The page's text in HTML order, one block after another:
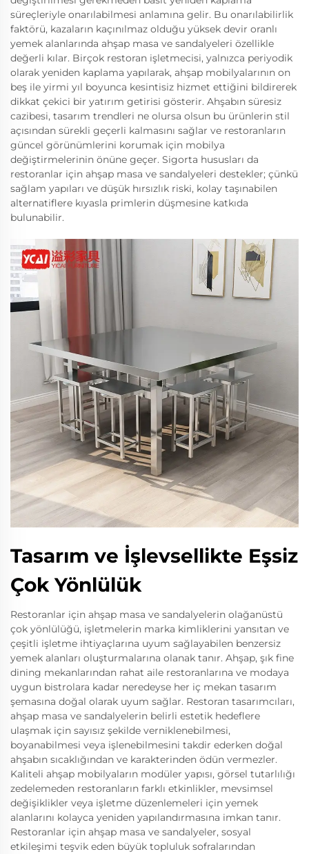
süreçleriyle onarılabilmesi anlamına gelir. Bu onarılabilirlik
faktörü, kazaların kaçınılmaz olduğu yüksek devir oranlı
yemek alanlarında ahşap masa ve sandalyeleri özellikle
değerli kılar. Birçok restoran işletmecisi, yalnızca periyodik
olarak yeniden kaplama yapılarak, ahşap mobilyalarının on
beş ile yirmi yıl boyunca kesintisiz hizmet ettiğini bildirerek
dikkat çekici bir yatırım getirisi gösterir. Ahşabın süresiz
cazibesi, tasarım trendleri ne olursa olsun bu ürünlerin stil
açısından sürekli geçerli kalmasını sağlar ve restoranların
güncel görünümlerini korumak için mobilya
değiştirmelerinin önüne geçer. Sigorta hususları da
restoranlar için ahşap masa ve sandalyeleri destekler; çünkü
sağlam yapıları ve düşük hırsızlık riski, kolay taşınabilen
alternatiflere kıyasla primlerin düşmesine katkıda
bulunabilir.
Tasarım ve İşlevsellikte Eşsiz
Çok Yönlülük
Restoranlar için ahşap masa ve sandalyelerin olağanüstü
çok yönlülüğü, işletmelerin marka kimliklerini yansıtan ve
çeşitli işletme ihtiyaçlarına uyum sağlayabilen benzersiz
yemek alanları oluşturmalarına olanak tanır. Ahşap, şık fine
dining mekanlarından rahat aile restoranlarına ve modaya
uygun bistrolara kadar neredeyse her iç mekan tasarım
şemasına doğal olarak uyum sağlar. Restoran tasarımcıları,
ahşap masa ve sandalyelerin belirli estetik hedeflere
ulaşmak için sayısız şekilde verniklenebilmesi,
boyanabilmesi veya işlenebilmesini takdir ederken doğal
ahşabın sıcaklığından ve karakterinden ödün vermezler.
Kaliteli ahşap mobilyaların modüler yapısı, görsel tutarlılığı
zedelemeden restoranların farklı etkinlikler, mevsimsel
değişiklikler veya işletme düzenlemeleri için yemek
alanlarını kolayca yeniden yapılandırmasına imkan tanır.
Restoranlar için ahşap masa ve sandalyeler, sosyal
etkileşimi teşvik eden büyük topluluk sofralarından